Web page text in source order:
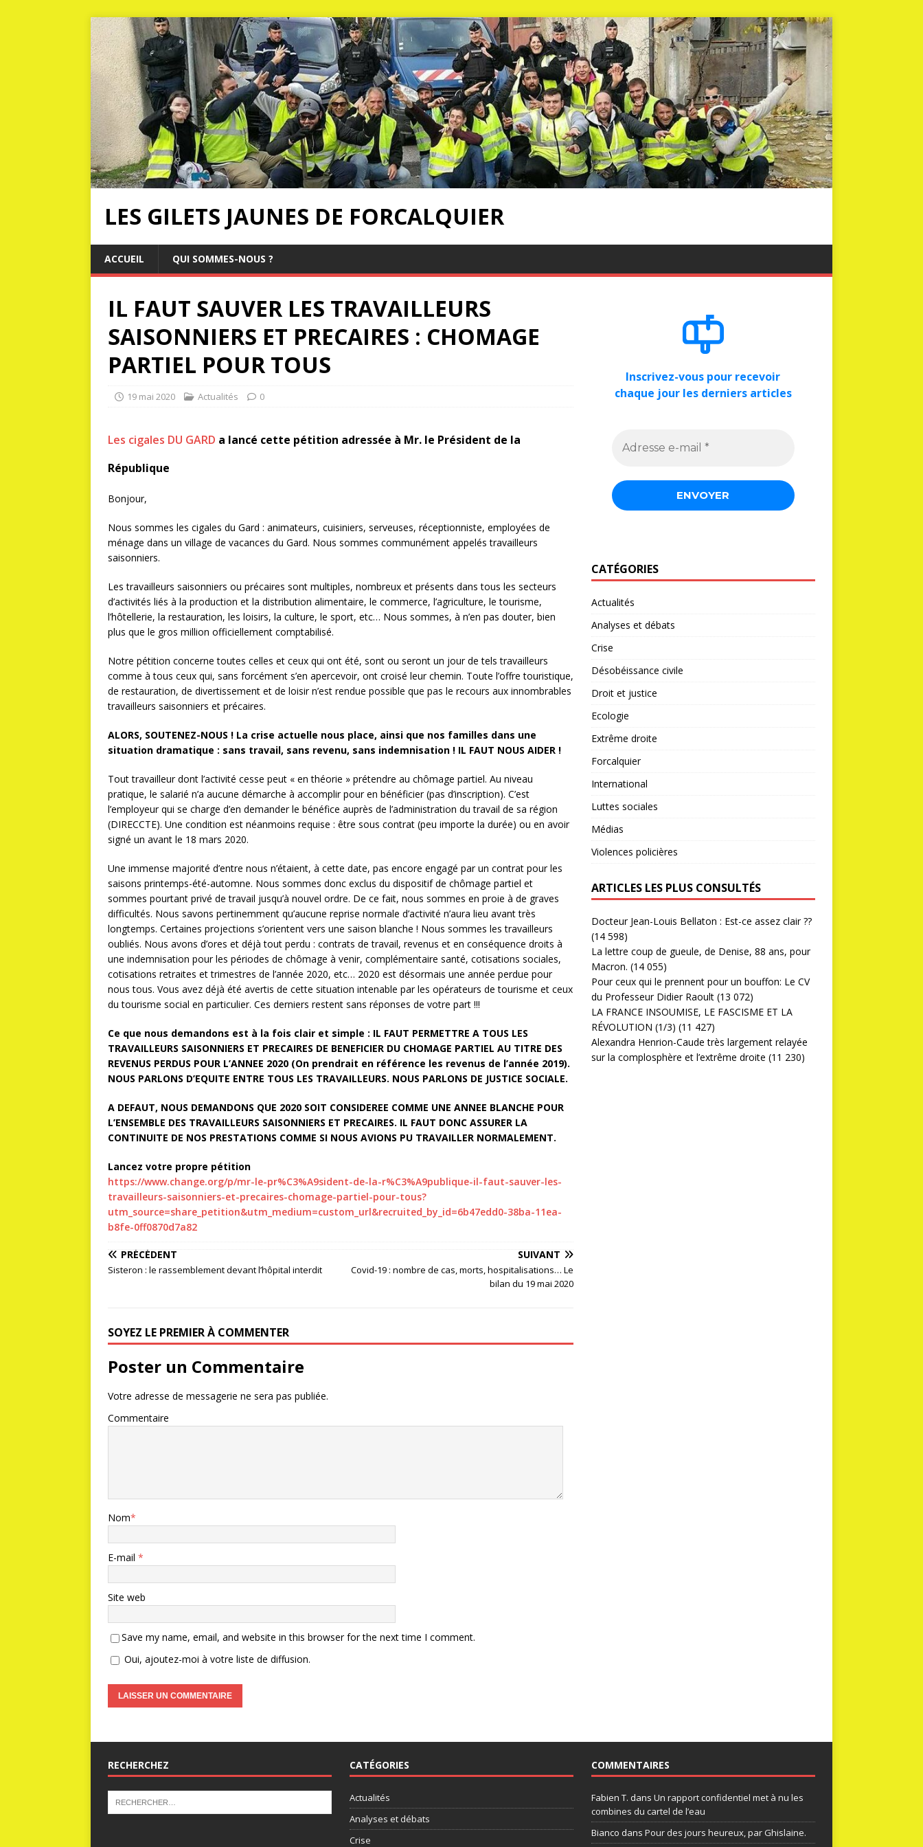
LES GILETS JAUNES DE FORCALQUIER
ACCUEIL QUI SOMMES-NOUS ?
IL FAUT SAUVER LES TRAVAILLEURS
SAISONNIERS ET PRECAIRES : CHOMAGE
PARTIEL POUR TOUS
19 mai 2020 Actualités 0
Les cigales DU GARD a lancé cette pétition adressée à Mr. le Président de la
République
Bonjour,
Nous sommes les cigales du Gard : animateurs, cuisiniers, serveuses, réceptionniste, employées de
ménage dans un village de vacances du Gard. Nous sommes communément appelés travailleurs
saisonniers.
Les travailleurs saisonniers ou précaires sont multiples, nombreux et présents dans tous les secteurs
d’activités liés à la production et la distribution alimentaire, le commerce, l’agriculture, le tourisme,
l’hôtellerie, la restauration, les loisirs, la culture, le sport, etc… Nous sommes, à n’en pas douter, bien
plus que le gros million officiellement comptabilisé.
Notre pétition concerne toutes celles et ceux qui ont été, sont ou seront un jour de tels travailleurs
comme à tous ceux qui, sans forcément s’en apercevoir, ont croisé leur chemin. Toute l’offre touristique,
de restauration, de divertissement et de loisir n’est rendue possible que pas le recours aux innombrables
travailleurs saisonniers et précaires.
ALORS, SOUTENEZ-NOUS ! La crise actuelle nous place, ainsi que nos familles dans une
situation dramatique : sans travail, sans revenu, sans indemnisation ! IL FAUT NOUS AIDER !
Tout travailleur dont l’activité cesse peut « en théorie » prétendre au chômage partiel. Au niveau
pratique, le salarié n’a aucune démarche à accomplir pour en bénéficier (pas d’inscription). C’est
l’employeur qui se charge d’en demander le bénéfice auprès de l’administration du travail de sa région
(DIRECCTE). Une condition est néanmoins requise : être sous contrat (peu importe la durée) ou en avoir
signé un avant le 18 mars 2020.
Une immense majorité d’entre nous n’étaient, à cette date, pas encore engagé par un contrat pour les
saisons printemps-été-automne. Nous sommes donc exclus du dispositif de chômage partiel et
sommes pourtant privé de travail jusqu’à nouvel ordre. De ce fait, nous sommes en proie à de graves
difficultés. Nous savons pertinemment qu’aucune reprise normale d’activité n’aura lieu avant très
longtemps. Certaines projections s’orientent vers une saison blanche ! Nous sommes les travailleurs
oubliés. Nous avons d’ores et déjà tout perdu : contrats de travail, revenus et en conséquence droits à
une indemnisation pour les périodes de chômage à venir, complémentaire santé, cotisations sociales,
cotisations retraites et trimestres de l’année 2020, etc… 2020 est désormais une année perdue pour
nous tous. Vous avez déjà été avertis de cette situation intenable par les opérateurs de tourisme et ceux
du tourisme social en particulier. Ces derniers restent sans réponses de votre part !!!
Ce que nous demandons est à la fois clair et simple : IL FAUT PERMETTRE A TOUS LES
TRAVAILLEURS SAISONNIERS ET PRECAIRES DE BENEFICIER DU CHOMAGE PARTIEL AU TITRE DES
REVENUS PERDUS POUR L’ANNEE 2020 (On prendrait en référence les revenus de l’année 2019).
NOUS PARLONS D’EQUITE ENTRE TOUS LES TRAVAILLEURS. NOUS PARLONS DE JUSTICE SOCIALE.
A DEFAUT, NOUS DEMANDONS QUE 2020 SOIT CONSIDEREE COMME UNE ANNEE BLANCHE POUR
L’ENSEMBLE DES TRAVAILLEURS SAISONNIERS ET PRECAIRES. IL FAUT DONC ASSURER LA
CONTINUITE DE NOS PRESTATIONS COMME SI NOUS AVIONS PU TRAVAILLER NORMALEMENT.
Lancez votre propre pétition
https://www.change.org/p/mr-le-pr%C3%A9sident-de-la-r%C3%A9publique-il-faut-sauver-les-
travailleurs-saisonniers-et-precaires-chomage-partiel-pour-tous?
utm_source=share_petition&utm_medium=custom_url&recruited_by_id=6b47edd0-38ba-11ea-
b8fe-0ff0870d7a82
PRÉCÉDENT
Sisteron : le rassemblement devant l’hôpital interdit
SUIVANT
Covid-19 : nombre de cas, morts, hospitalisations… Le
bilan du 19 mai 2020
SOYEZ LE PREMIER À COMMENTER
Poster un Commentaire
Votre adresse de messagerie ne sera pas publiée.
Commentaire
Nom*
E-mail *
Site web
Save my name, email, and website in this browser for the next time I comment.
Oui, ajoutez-moi à votre liste de diffusion.
Inscrivez-vous pour recevoir
chaque jour les derniers articles
CATÉGORIES
Actualités
Analyses et débats
Crise
Désobéissance civile
Droit et justice
Ecologie
Extrême droite
Forcalquier
International
Luttes sociales
Médias
Violences policières
ARTICLES LES PLUS CONSULTÉS
Docteur Jean-Louis Bellaton : Est-ce assez clair ??
(14 598)
La lettre coup de gueule, de Denise, 88 ans, pour
Macron. (14 055)
Pour ceux qui le prennent pour un bouffon: Le CV
du Professeur Didier Raoult (13 072)
LA FRANCE INSOUMISE, LE FASCISME ET LA
RÉVOLUTION (1/3) (11 427)
Alexandra Henrion-Caude très largement relayée
sur la complosphère et l’extrême droite (11 230)
RECHERCHEZ CATÉGORIES
Actualités
Analyses et débats
Crise
COMMENTAIRES
Fabien T. dans Un rapport confidentiel met à nu les
combines du cartel de l’eau
Bianco dans Pour des jours heureux, par Ghislaine.